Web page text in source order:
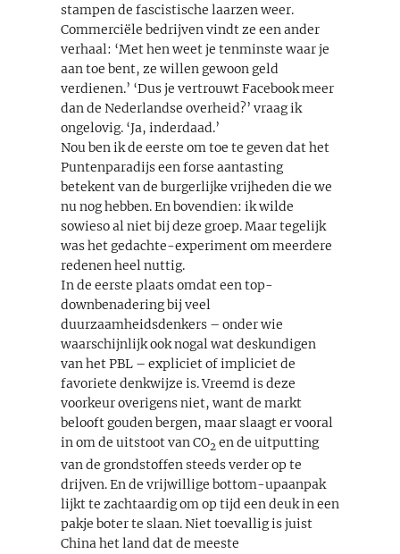
stampen de fascistische laarzen weer.
Commerciële bedrijven vindt ze een ander
verhaal: ‘Met hen weet je tenminste waar je
aan toe bent, ze willen gewoon geld
verdienen.’ ‘Dus je vertrouwt Facebook meer
dan de Nederlandse overheid?’ vraag ik
ongelovig. ‘Ja, inderdaad.’
Nou ben ik de eerste om toe te geven dat het
Puntenparadijs een forse aantasting
betekent van de burgerlijke vrijheden die we
nu nog hebben. En bovendien: ik wilde
sowieso al niet bij deze groep. Maar tegelijk
was het gedachte-experiment om meerdere
redenen heel nuttig.
In de eerste plaats omdat een top-
downbenadering bij veel
duurzaamheidsdenkers – onder wie
waarschijnlijk ook nogal wat deskundigen
van het PBL – expliciet of impliciet de
favoriete denkwijze is. Vreemd is deze
voorkeur overigens niet, want de markt
belooft gouden bergen, maar slaagt er vooral
in om de uitstoot van CO2 en de uitputting
van de grondstoffen steeds verder op te
drijven. En de vrijwillige bottom-upaanpak
lijkt te zachtaardig om op tijd een deuk in een
pakje boter te slaan. Niet toevallig is juist
China het land dat de meeste